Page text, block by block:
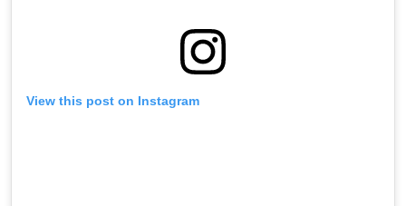
View this post on Instagram